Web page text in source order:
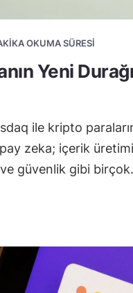
OKUMA SÜRESI
Yeni
ile kripto
zeka; içerik
güvenlik gibi